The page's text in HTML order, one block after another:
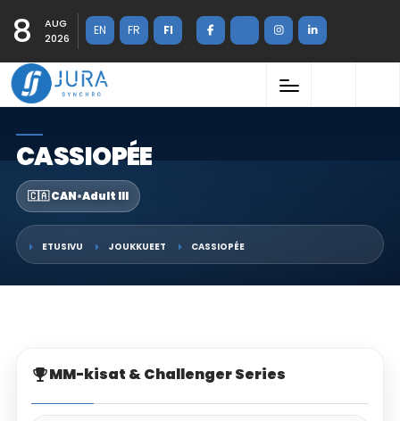
8
AUG
2026
EN FR FI
CASSIOPÉE
🇨🇦 CAN•Adult III
ETUSIVU JOUKKUEET CASSIOPÉE
MM-kisat & Challenger Series